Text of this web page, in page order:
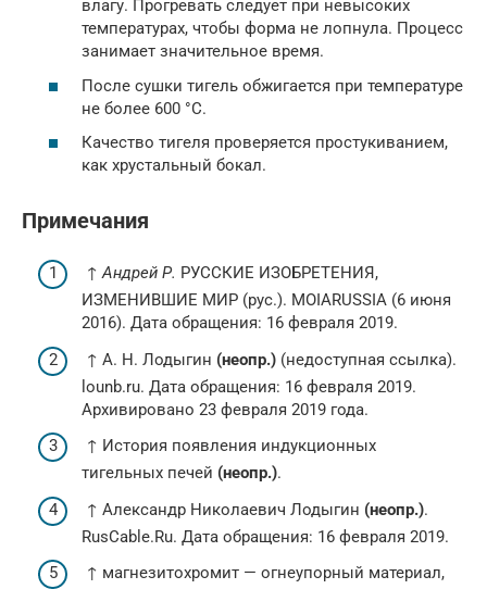
влагу. Прогревать следует при невысоких
температурах, чтобы форма не лопнула. Процесс
занимает значительное время.
После сушки тигель обжигается при температуре
не более 600 °С.
Качество тигеля проверяется простукиванием,
как хрустальный бокал.
Примечания
↑Андрей Р. РУССКИЕ ИЗОБРЕТЕНИЯ,
ИЗМЕНИВШИЕ МИР (рус.). MOIARUSSIA (6 июня
2016). Дата обращения: 16 февраля 2019.
↑ А. Н. Лодыгин (неопр.) (недоступная ссылка).
lounb.ru. Дата обращения: 16 февраля 2019.
Архивировано 23 февраля 2019 года.
↑ История появления индукционных
тигельных печей (неопр.).
↑ Александр Николаевич Лодыгин (неопр.).
RusCable.Ru. Дата обращения: 16 февраля 2019.
↑ магнезитохромит — огнеупорный материал,